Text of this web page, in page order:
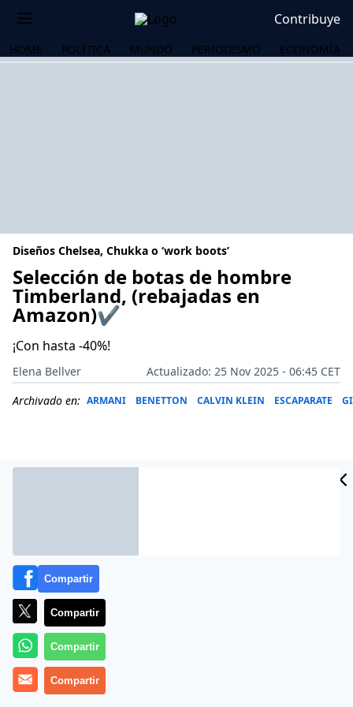
Contribuye
HOME POLÍTICA MUNDO PERIODISMO ECONOMÍA
Diseños Chelsea, Chukka o ‘work boots’
Selección de botas de hombre
Timberland, (rebajadas en
Amazon)✔️
¡Con hasta -40%!
Elena Bellver
Actualizado: 25 Nov 2025 - 06:45 CET
Archivado en: ARMANI BENETTON CALVIN KLEIN ESCAPARATE
Más información
Compartir
Compartir
Compartir
Compartir